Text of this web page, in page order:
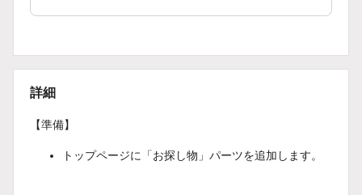
詳細
【準備】
トップページに「お探し物」パーツを追加します。